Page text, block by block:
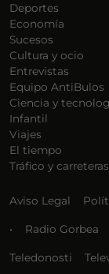
Deportes
Economía
Sucesos
Cultura y ocio
Entrevistas
Equipo AntiBulos
Ciencia y
Infantil
Viajes
El tiempo
Tráfico y carreteras
Aviso Legal
• Radio Gorbea
Teledonosti